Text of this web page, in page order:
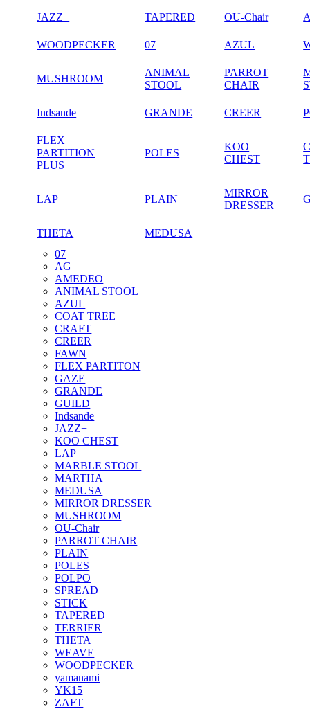
JAZZ+ TAPERED OU-Chair
WOODPECKER 07 AZUL
MUSHROOM
ANIMAL
STOOL
PARROT
CHAIR
Indsande GRANDE CREER
FLEX
PARTITION
PLUS
POLES
KOO
CHEST
LAP PLAIN
MIRROR
DRESSER
THETA
MEDUSA
07
AG
AMEDEO
ANIMAL STOOL
AZUL
COAT TREE
CRAFT
CREER
FAWN
FLEX PARTITON
GAZE
GRANDE
GUILD
Indsande
JAZZ+
KOO CHEST
LAP
MARBLE STOOL
MARTHA
MEDUSA
MIRROR DRESSER
MUSHROOM
OU-Chair
PARROT CHAIR
PLAIN
POLES
POLPO
SPREAD
STICK
TAPERED
TERRIER
THETA
WEAVE
WOODPECKER
yamanami
YK15
ZAFT